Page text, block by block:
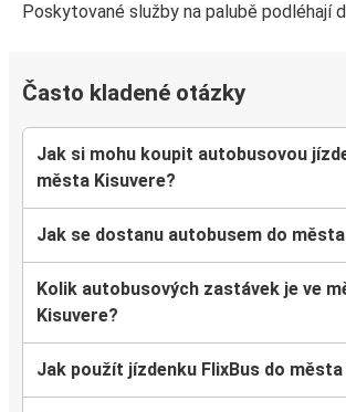
Poskytované služby na palubě podléhají
Často kladené otázky
Jak si mohu koupit autobusovou
města Kisuvere?
Jak se dostanu autobusem do
Kolik autobusových zastávek je ve
Kisuvere?
Jak použít jízdenku FlixBus do města